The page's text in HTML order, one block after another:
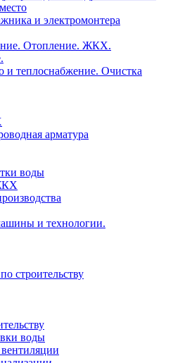
и электромонтера
Отопление. ЖКХ.
теплоснабжение. Очистка
арматура
воды
и технологии.
строительству
воды